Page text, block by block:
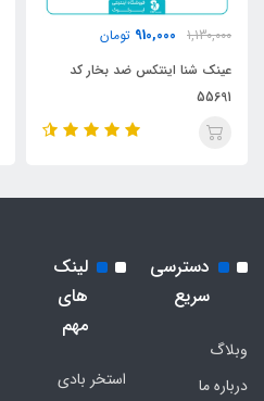
1,130,000
910,000 تومان
عینک شنا اینتکس ضد بخار کد
55691
دسترسی
سریع
وبلاگ
درباره ما
لینک
های
مهم
استخر بادی